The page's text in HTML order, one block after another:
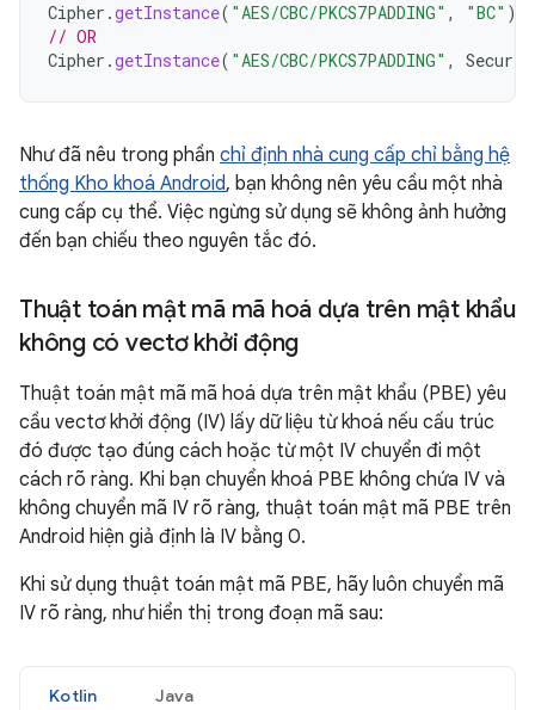
Cipher .getInstance( "AES/CBC/PKCS7PADDING" , "BC" )
// OR
Cipher .getInstance( "AES/CBC/PKCS7PADDING" ,
Như đã nêu trong phần chỉ định nhà cung cấp chỉ bằng hệ
thống Kho khoá Android, bạn không nên yêu cầu một nhà
cung cấp cụ thể. Việc ngừng sử dụng sẽ không ảnh hưởng
đến bạn chiếu theo nguyên tắc đó.
Thuật toán mật mã mã hoá dựa trên mật khẩu
không có vectơ khởi động
Thuật toán mật mã mã hoá dựa trên mật khẩu (PBE) yêu
cầu vectơ khởi động (IV) lấy dữ liệu từ khoá nếu cấu trúc
đó được tạo đúng cách hoặc từ một IV chuyển đi một
cách rõ ràng. Khi bạn chuyển khoá PBE không chứa IV và
không chuyển mã IV rõ ràng, thuật toán mật mã PBE trên
Android hiện giả định là IV bằng 0.
Khi sử dụng thuật toán mật mã PBE, hãy luôn chuyển mã
IV rõ ràng, như hiển thị trong đoạn mã sau:
Kotlin Java